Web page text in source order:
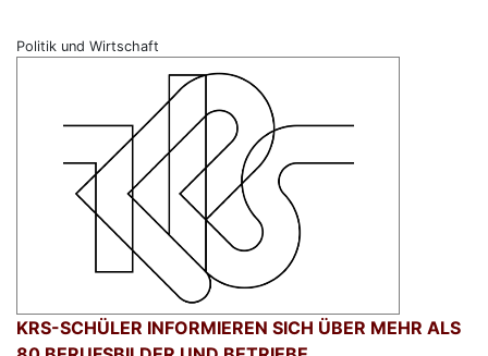
Politik und Wirtschaft
KRS-SCHÜLER INFORMIEREN SICH ÜBER MEHR ALS